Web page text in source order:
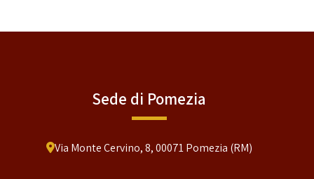
Sede di Pomezia
Via Monte Cervino, 8, 00071 Pomezia (RM)